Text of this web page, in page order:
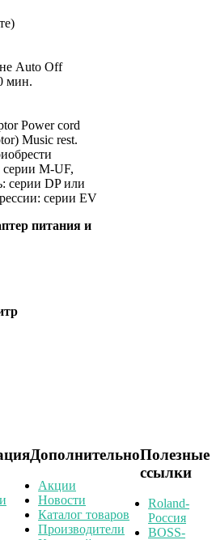
Auto Off
мин.
Power cord
Music rest.
M-UF,
серии DP или
серии EV
питания и
Дополнительно
Акции
Новости
Каталог товаров
Производители
Полезные
ссылки
Roland-
Россия
BOSS-